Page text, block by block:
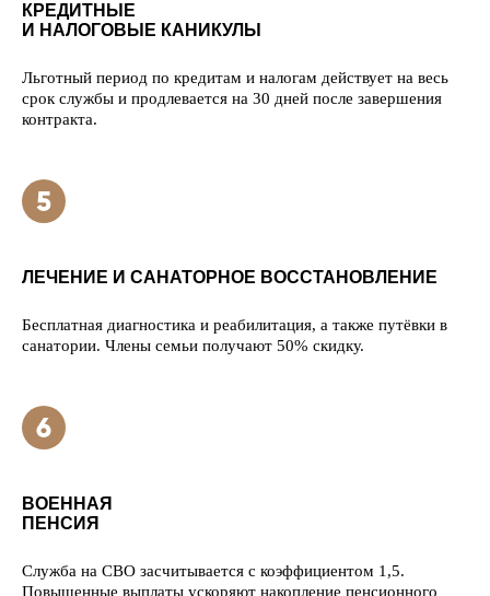
КРЕДИТНЫЕ
И НАЛОГОВЫЕ КАНИКУЛЫ
Льготный период по кредитам и налогам действует на весь
срок службы и продлевается на 30 дней после завершения
контракта.
ЛЕЧЕНИЕ И САНАТОРНОЕ ВОССТАНОВЛЕНИЕ
Бесплатная диагностика и реабилитация, а также путёвки в
санатории. Члены семьи получают 50% скидку.
ВОЕННАЯ
ПЕНСИЯ
Служба на СВО засчитывается с коэффициентом 1,5.
Повышенные выплаты ускоряют накопление пенсионного